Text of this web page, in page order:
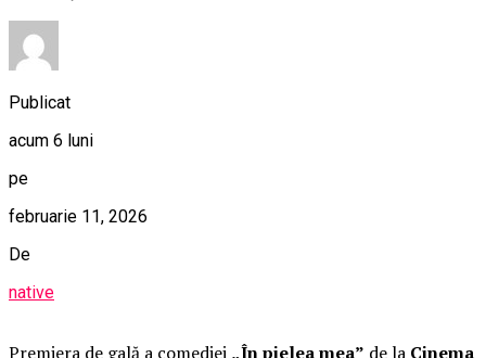
Publicat
acum 6 luni
pe
februarie 11, 2026
De
native
Premiera de gală a comediei „În pielea mea” de la Cinema